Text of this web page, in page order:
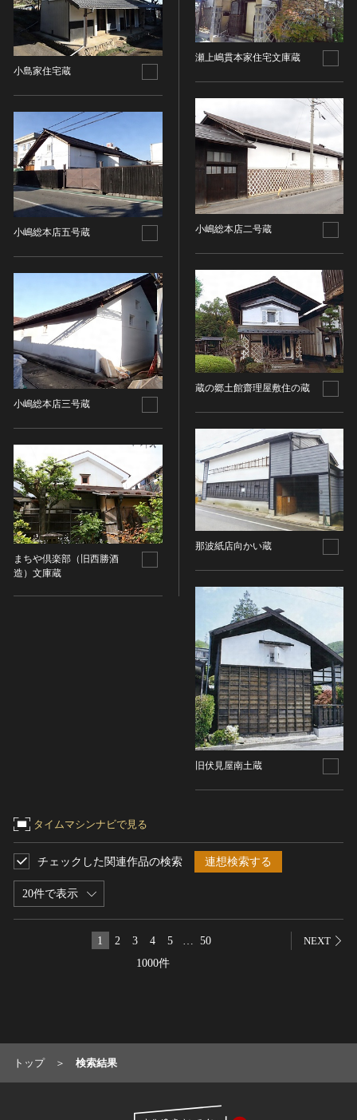
小島家住宅蔵
小嶋総本店五号蔵
小嶋総本店三号蔵
まちや倶楽部（旧西勝酒
造）文庫蔵
瀬上嶋貫本家住宅文庫蔵
小嶋総本店二号蔵
蔵の郷土館齋理屋敷住の蔵
那波紙店向かい蔵
旧伏見屋南土蔵
タイムマシンナビで見る
20件で表示
チェックした関連作品の検索 連想検索する
1000件
1 2 3 4 5 50 NEXT
五代十国 [中国]
宋 [中国]
元 [中国]
明 [中国]
近現代 [中国]
木簡・木製品類
骨角・牙・貝製品類
その他
文書・書籍
絵図・地図
その他
伝統芸能
能楽
工芸技術
金工
漆芸
染織
陶芸
生活文化
生活文化（食文化を除く）
食文化
その他
民俗
有形民俗文化財
無形民俗文化財
山岳
その他
天然記念物
動物
地質鉱物
宿場町
港町
文化財保存技術
地方指定文化財
COPYRIGHT NOT EVALUATED（著作権未評価）
COPYRIGHT UNDETERMINED（著作権未決定）
NO KNOWN COPYRIGHT（知る限り著作権なし）
COPYRIGHT UNDETERMINED - JP ORPHAN
WORK（著作権未決定-裁定制度利用著作物）
トップ 検索結果